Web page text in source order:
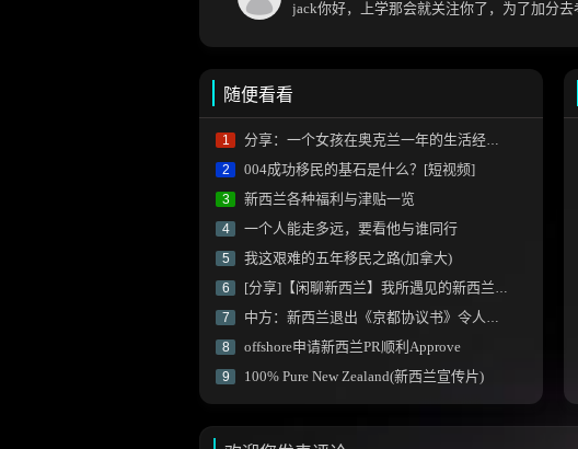
随便看看
1 分享：一个女孩在奥克兰一年的生活经历(whv)
2 004成功移民的基石是什么？[短视频]
3 新西兰各种福利与津贴一览
4 一个人能走多远，要看他与谁同行
5 我这艰难的五年移民之路(加拿大)
6 [分享]【闲聊新西兰】我所遇见的新西兰的孩纸们
7 中方：新西兰退出《京都协议书》令人遗憾
8 offshore申请新西兰PR顺利Approve
9 100% Pure New Zealand(新西兰宣传片)